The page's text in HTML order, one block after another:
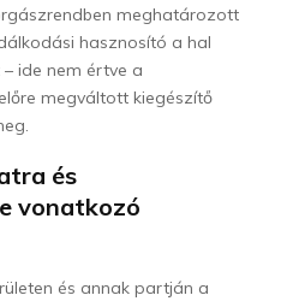
meghatározott
hasznosító a hal
ide nem értve a
megváltott kiegészítő
és
vonatkozó
és annak partján a